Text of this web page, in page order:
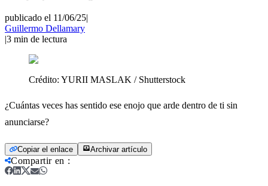
publicado el 11/06/25|
Guillermo Dellamary
|3 min de lectura
Crédito: YURII MASLAK / Shutterstock
¿Cuántas veces has sentido ese enojo que arde dentro de ti sin
anunciarse?
Copiar el enlace Archivar artículo
Compartir en :